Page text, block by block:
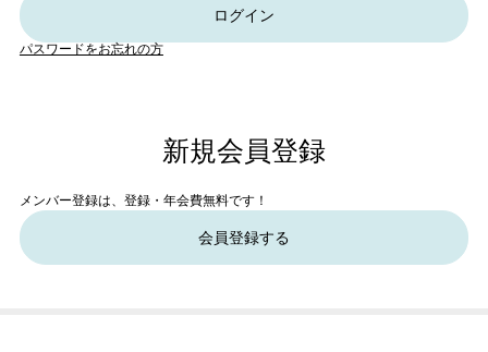
ログイン
パスワードをお忘れの方
新規会員登録
メンバー登録は、登録・年会費無料です！
会員登録する